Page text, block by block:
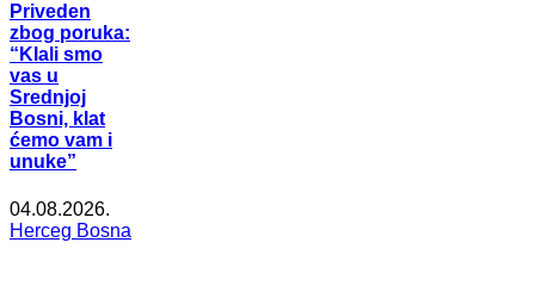
Priveden
zbog poruka:
“Klali smo
vas u
Srednjoj
Bosni, klat
ćemo vam i
unuke”
04.08.2026.
Herceg Bosna